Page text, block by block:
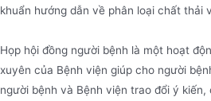
khuẩn hướng dẫn về phân loại chất thải
Họp hội đồng người bệnh là một hoạt
xuyên của Bệnh viện giúp cho người
người bệnh và Bệnh viện trao đổi ý kiến,